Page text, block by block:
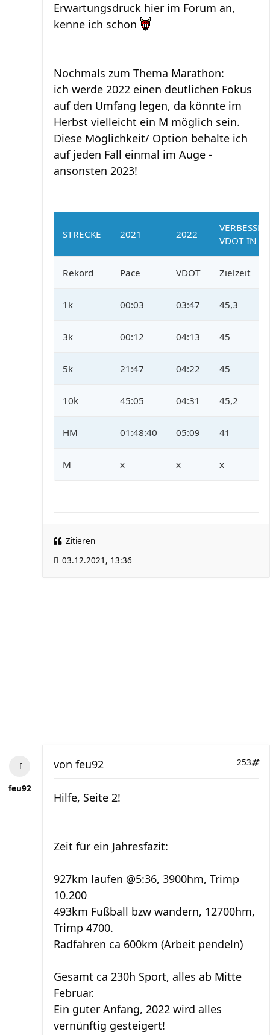
Erwartungsdruck hier im Forum an,
kenne ich schon
Nochmals zum Thema Marathon:
ich werde 2022 einen deutlichen Fokus
auf den Umfang legen, da könnte im
Herbst vielleicht ein M möglich sein.
Diese Möglichkeit/ Option behalte ich
auf jeden Fall einmal im Auge -
ansonsten 2023!
STRECKE 2021 2022
VDOT IN %
Rekord Pace VDOT Zielzeit
1k 00:03 03:47 45,3
3k 00:12 04:13 45
5k 21:47 04:22 45
10k 45:05 04:31 45,2
HM 01:48:40 05:09 41
M x x x
Zitieren
03.12.2021, 13:36
feu92
253
von feu92
Hilfe, Seite 2!
Zeit für ein Jahresfazit:
927km laufen @5:36, 3900hm, Trimp
10.200
493km Fußball bzw wandern, 12700hm,
Trimp 4700.
Radfahren ca 600km (Arbeit pendeln)
Gesamt ca 230h Sport, alles ab Mitte
Februar.
Ein guter Anfang, 2022 wird alles
vernünftig gesteigert!